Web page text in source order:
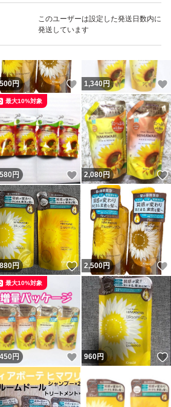
このユーザーは設定した発送日数内に
発送しています
ね！
円 いいね！
1,340円
ね！
円 いいね！
最大10%対象
2,080円
ね！
円 いいね！
2,500円
ね！
円 いいね！
最大10%対象
960円